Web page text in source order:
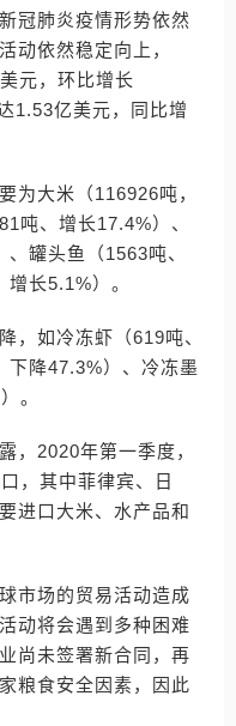
冠肺炎疫情形势依然
动依然稳定向上，
元，环比增长
1.53亿美元，同比增
为大米（116926吨，
吨、增长17.4%）、
罐头鱼（1563吨、
长5.1%）。
，如冷冻虾（619吨、
下降47.3%）、冷冻墨
。
，2020年第一季度，
，其中菲律宾、日
进口大米、水产品和
市场的贸易活动造成
动将会遇到多种困难
尚未签署新合同，再
粮食安全因素，因此